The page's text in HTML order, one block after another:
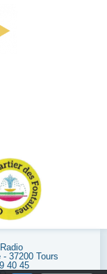
37200 Tours
40 45